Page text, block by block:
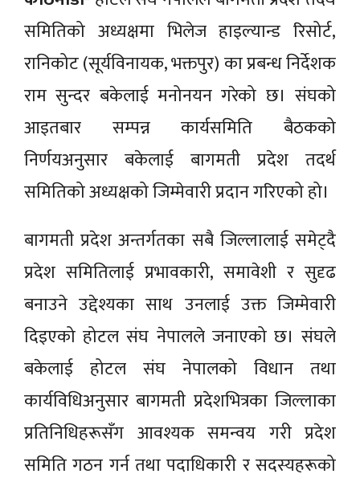
समितिको अध्यक्षमा भिलेज हाइल्यान्ड रिसोर्ट,
रानिकोट (सूर्यविनायक, भक्तपुर) का प्रबन्ध निर्देशक
राम सुन्दर बकेलाई मनोनयन गरेको छ। संघको
आइतबार सम्पन्न कार्यसमिति बैठकको
निर्णयअनुसार बकेलाई बागमती प्रदेश तदर्थ
समितिको अध्यक्षको जिम्मेवारी प्रदान गरिएको हो।
बागमती प्रदेश अन्तर्गतका सबै जिल्लालाई समेट्दै
प्रदेश समितिलाई प्रभावकारी, समावेशी र सुदृढ
बनाउने उद्देश्यका साथ उनलाई उक्त जिम्मेवारी
दिइएको होटल संघ नेपालले जनाएको छ। संघले
बकेलाई होटल संघ नेपालको विधान तथा
कार्यविधिअनुसार बागमती प्रदेशभित्रका जिल्लाका
प्रतिनिधिहरूसँग आवश्यक समन्वय गरी प्रदेश
समिति गठन गर्न तथा पदाधिकारी र सदस्यहरूको